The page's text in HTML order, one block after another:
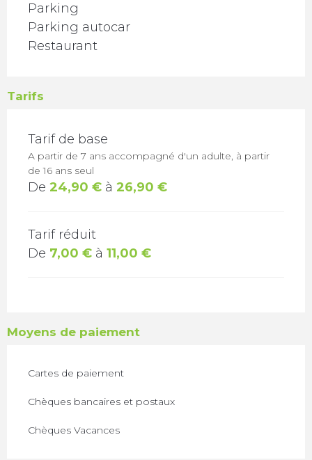
Parking
Parking autocar
Restaurant
Tarifs
TARIFS 2026
Tarif de base
A partir de 7 ans accompagné d'un adulte, à partir
de 16 ans seul
De 24,90 € à 26,90 €
Tarif réduit
De 7,00 € à 11,00 €
Moyens de paiement
Cartes de paiement
Chèques bancaires et postaux
Chèques Vacances